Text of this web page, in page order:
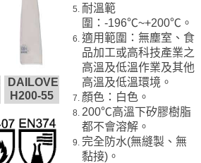
DAILOVE
H200-55
耐溫範
圍：-196℃~+200℃。
適用範圍：無塵室、食
品加工或高科技產業之
高溫及低溫作業及其他
高溫及低溫環境。
顏色：白色。
200℃高溫下矽膠樹脂
都不會溶解。
完全防水(無縫製、無
黏接)。